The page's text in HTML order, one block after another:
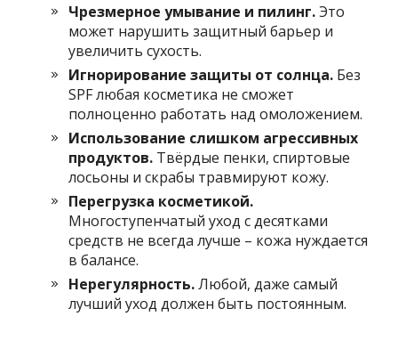
Чрезмерное умывание и пилинг.Это
может нарушить защитный барьер и
увеличить сухость.
Игнорирование защиты от солнца. Без
SPF любая косметика не сможет
полноценно работать над омоложением.
Использование слишком агрессивных
продуктов. Твёрдые пенки, спиртовые
лосьоны и скрабы травмируют кожу.
Перегрузка косметикой.
Многоступенчатый уход с десятками
средств не всегда лучше – кожа нуждается
в балансе.
Нерегулярность.Любой, даже самый
лучший уход должен быть постоянным.